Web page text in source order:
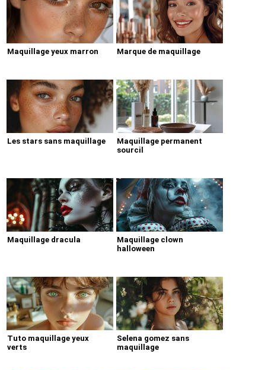
Maquillage yeux marron Marque de maquillage
Les stars sans maquillage
Maquillage permanent
sourcil
Maquillage dracula
Maquillage clown
halloween
Tuto maquillage yeux
verts
Selena gomez sans
maquillage